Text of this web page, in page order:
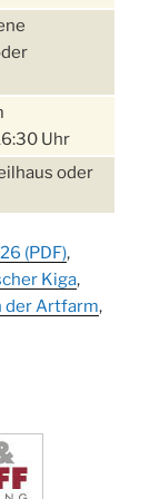
Uhr
oder
von 10-
in der
(PDF),
Kiga,
der Artfarm,